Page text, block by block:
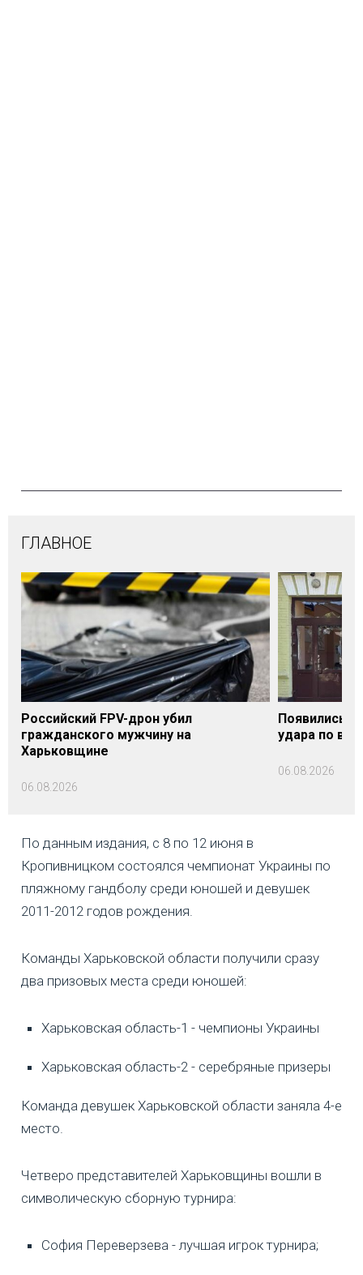
ГЛАВНОЕ
Российский FPV-дрон убил
гражданского мужчину на
Харьковщине
06.08.2026
Появились
удара по
06.08.2026
По данным издания, с 8 по 12 июня в
Кропивницком состоялся чемпионат Украины по
пляжному гандболу среди юношей и девушек
2011-2012 годов рождения.
Команды Харьковской области получили сразу
два призовых места среди юношей:
Харьковская область-1 - чемпионы Украины
Харьковская область-2 - серебряные призеры
Команда девушек Харьковской области заняла 4-е
место.
Четверо представителей Харьковщины вошли в
символическую сборную турнира:
София Переверзева - лучшая игрок турнира;